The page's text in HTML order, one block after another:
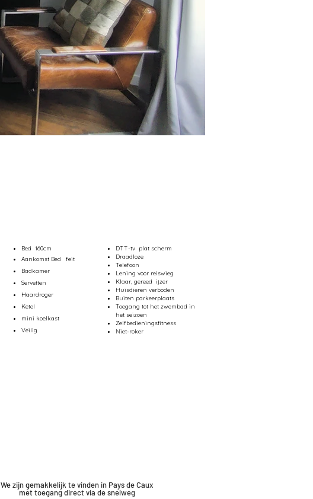
Bed 160cm
Aankomst Bed
feit
Badkamer
Servetten
Haardroger
Ketel
mini koelkast
Veilig
DTT-tv plat scherm
Draadloze
Telefoon
Lening voor reiswieg
Klaar, gereed ijzer
Huisdieren verboden
Buiten parkeerplaats
Toegang tot het zwembad in
het seizoen
Zelfbedieningsfitness
Niet-roker
We zijn gemakkelijk te vinden in Pays de Caux
mettoegangdirect via de snelweg